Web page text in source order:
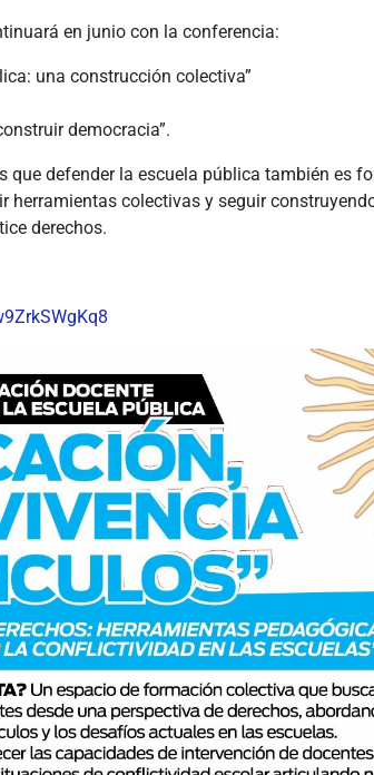
en junio con la conferencia:
una construcción colectiva”
democracia”.
que defender la escuela pública también es
herramientas colectivas y seguir
derechos.